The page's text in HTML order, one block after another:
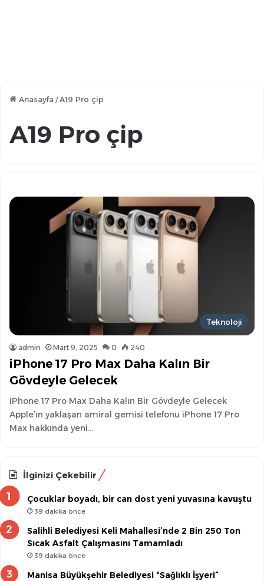
Anasayfa /A19 Pro çip
A19 Pro çip
Teknoloji
admin Mart 9, 2025 0 240
iPhone 17 Pro Max Daha Kalın Bir
Gövdeyle Gelecek
iPhone 17 Pro Max Daha Kalın Bir Gövdeyle Gelecek
Apple’ın yaklaşan amiral gemisi telefonu iPhone 17 Pro
Max hakkında yeni…
İlginizi Çekebilir
Çocuklar boyadı, bir can dost yeni yuvasına kavuştu
39 dakika önce
Salihli Belediyesi Keli Mahallesi’nde 2 Bin 250 Ton
Sıcak Asfalt Çalışmasını Tamamladı
39 dakika önce
Manisa Büyükşehir Belediyesi “Sağlıklı İşyeri”